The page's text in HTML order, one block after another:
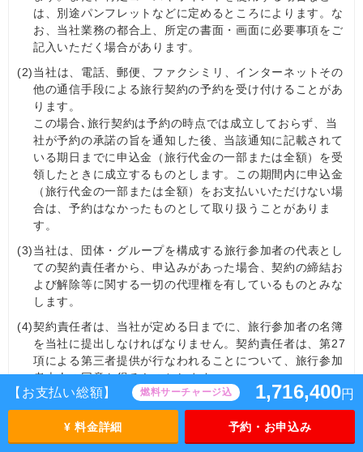
【お支払い総額】 燃料サーチャージ込 1,716,400円
¥ 料金詳細 予約・お申込み
は、別途パンフレットなどに定めるところによります。な
お、当社業務の都合上、所定の書面・画面に必要事項をご
記入いただく場合があります。
(2)当社は、電話、郵便、ファクシミリ、インターネットその
他の通信手段による旅行契約の予約を受け付けることがあ
ります。
この場合､旅行契約は予約の時点では成立しておらず、当
社が予約の承諾の旨を通知した後、当該通知に記載されて
いる期日までに申込金（旅行代金の一部または全額）を受
領したときに成立するものとします。この期間内に申込金
（旅行代金の一部または全額）をお支払いいただけない場
合は、予約はなかったものとして取り扱うことがありま
す。
(3)当社は、団体・グループを構成する旅行参加者の代表とし
ての契約責任者から、申込みがあった場合、契約の締結お
よび解除等に関する一切の代理権を有しているものとみな
します。
(4)契約責任者は、当社が定める日までに、旅行参加者の名簿
を当社に提出しなければなりません。契約責任者は、第27
項による第三者提供が行なわれることについて、旅行参加
者本人の同意を得るものとします。
(5) 当社は、契約責任者が団体・グループに同行しない場合、
旅行開始後においては、あらかじめ契約責任者が選任した
旅行参加者を契約責任者とみなします。